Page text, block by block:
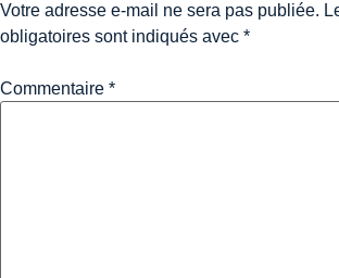
Votre adresse e-mail ne sera pas publiée.
obligatoires sont indiqués avec *
Commentaire *